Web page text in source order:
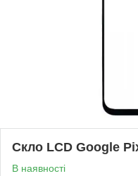
Скло LCD Google
В наявності